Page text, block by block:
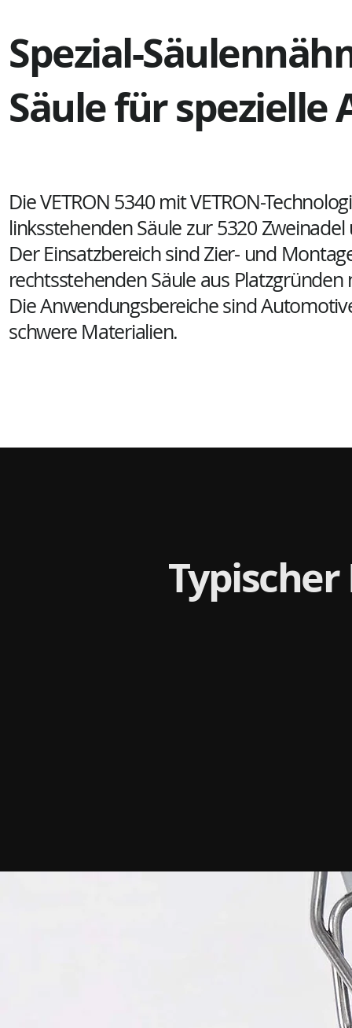
Spezial-
Säule für
Die VETRON 5340 mit VETRON-
linksstehenden Säule zur 5320
Der Einsatzbereich sind Zier- und
rechtsstehenden Säule aus Platzgründen
Die Anwendungsbereiche sind
schwere Materialien.